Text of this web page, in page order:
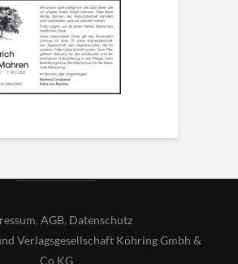
, AGB, Datenschutz
Verlagsgesellschaft Köhring Gmbh &
Co KG